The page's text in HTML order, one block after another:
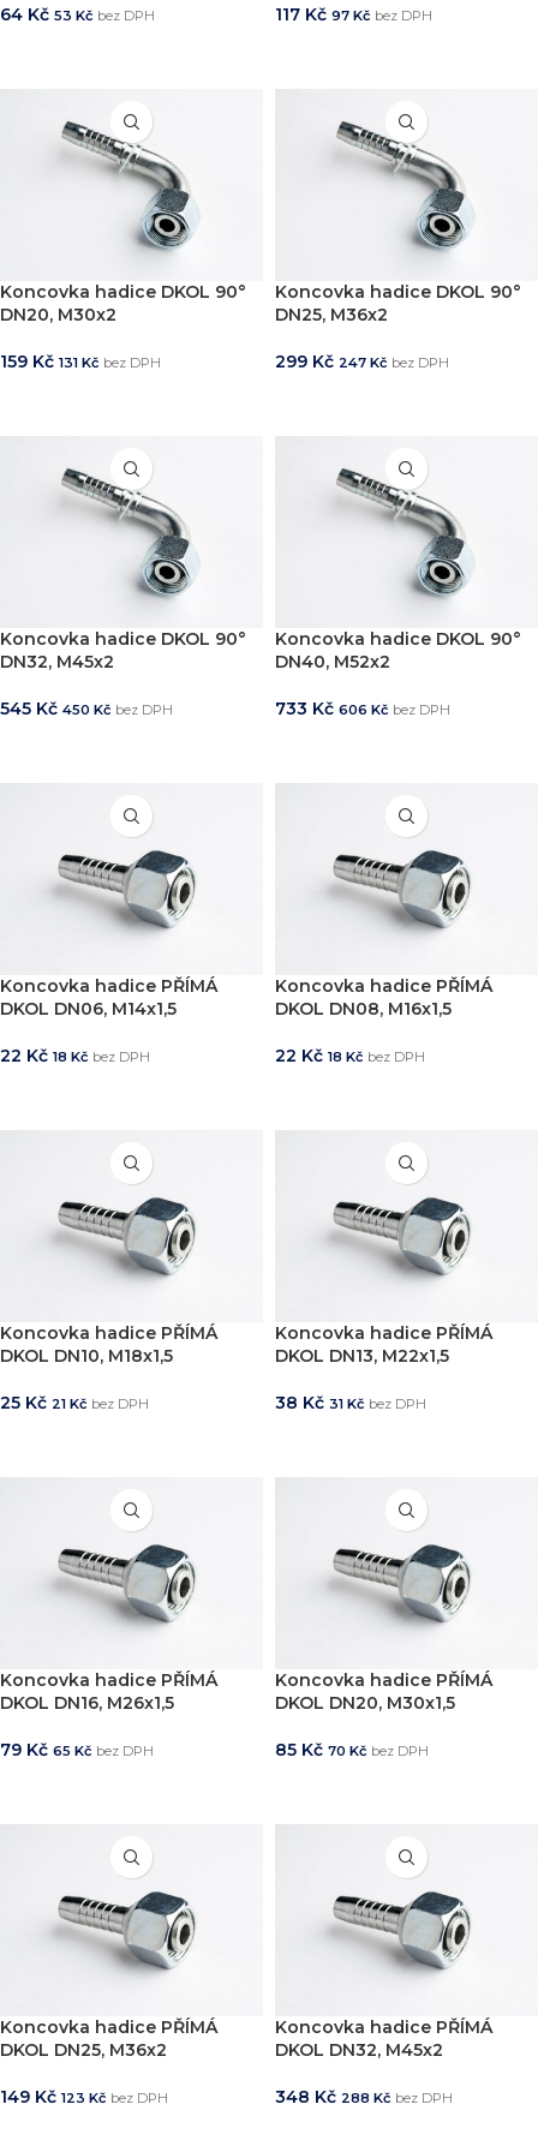
64 Kč 53 Kč bez DPH 117 Kč 97 Kč bez DPH
Koncovka hadice DKOL 90°
DN20, M30x2
159 Kč 131 Kč bez DPH
Koncovka hadice DKOL 90°
DN25, M36x2
299 Kč 247 Kč bez DPH
Koncovka hadice DKOL 90°
DN32, M45x2
545 Kč 450 Kč bez DPH
Koncovka hadice DKOL 90°
DN40, M52x2
733 Kč 606 Kč bez DPH
Koncovka hadice PŘÍMÁ
DKOL DN06, M14x1,5
22 Kč 18 Kč bez DPH
Koncovka hadice PŘÍMÁ
DKOL DN08, M16x1,5
22 Kč 18 Kč bez DPH
Koncovka hadice PŘÍMÁ
DKOL DN10, M18x1,5
25 Kč 21 Kč bez DPH
Koncovka hadice PŘÍMÁ
DKOL DN13, M22x1,5
38 Kč 31 Kč bez DPH
Koncovka hadice PŘÍMÁ
DKOL DN16, M26x1,5
79 Kč 65 Kč bez DPH
Koncovka hadice PŘÍMÁ
DKOL DN20, M30x1,5
85 Kč 70 Kč bez DPH
Koncovka hadice PŘÍMÁ
DKOL DN25, M36x2
149 Kč 123 Kč bez DPH
Koncovka hadice PŘÍMÁ
DKOL DN32, M45x2
348 Kč 288 Kč bez DPH